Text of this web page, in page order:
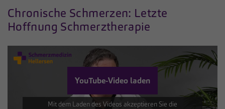
Chronische Schmerzen: Letzte
Hoffnung Schmerztherapie
YouTube-Video laden
Mit dem Laden des Videos akzeptieren Sie die